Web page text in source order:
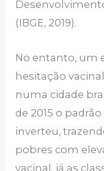
(IBGE, 2019).
No entanto, um
hesitação
numa cidade
de 2015 o
inverteu,
pobres com
vacinal, já as